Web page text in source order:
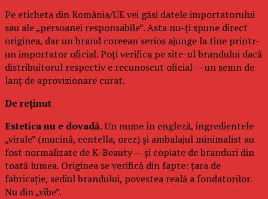
Pe eticheta din România/UE vei găsi datele importatorului
sau ale „persoanei responsabile”. Asta nu-ți spune direct
originea, dar un brand coreean serios ajunge la tine printr-
un importator oficial. Poți verifica pe site-ul brandului dacă
distribuitorul respectiv e recunoscut oficial — un semn de
lanț de aprovizionare curat.
De reținut
Estetica nu e dovadă.Un nume în engleză, ingredientele
„virale” (mucină, centella, orez) și ambalajul minimalist au
fost normalizate de K-Beauty — și copiate de branduri din
toată lumea. Originea se verifică din fapte: țara de
fabricație, sediul brandului, povestea reală a fondatorilor.
Nu din „vibe”.